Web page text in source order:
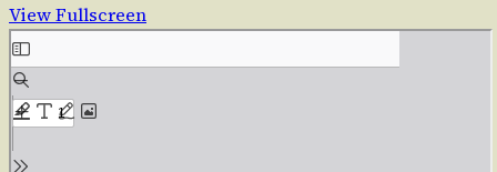
View Fullscreen